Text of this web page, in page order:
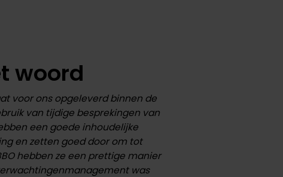
woord
voor ons opgeleverd binnen de
van tijdige besprekingen van
een goede inhoudelijke
en zetten goed door om tot
hebben ze een prettige manier
was